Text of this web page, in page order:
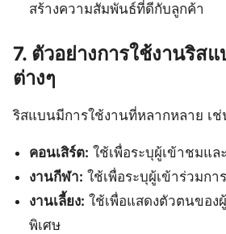
สร้างความสัมพันธ์ที่ดีกับลูกค้า
7. ตัวอย่างการใช้งานริส
ต่างๆ
ริสแบนมีการใช้งานที่หลากหลาย เช่
คอนเสิร์ต: ใช้เพื่อระบุผู้เข้าชมแล
งานกีฬา: ใช้เพื่อระบุผู้เข้าร่วมก
งานเลี้ยง: ใช้เพื่อแสดงตัวตนของ
พิเศษ